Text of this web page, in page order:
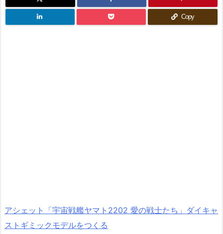
Copy
アシェット「宇宙戦艦ヤマト2202 愛の戦士たち」ダイキャ
ストギミックモデルをつくる